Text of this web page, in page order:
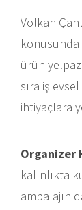
Volkan
konusunda
ürün
sıra
ihtiyaçlara
Organizer
kalınlıkta
ambalajın